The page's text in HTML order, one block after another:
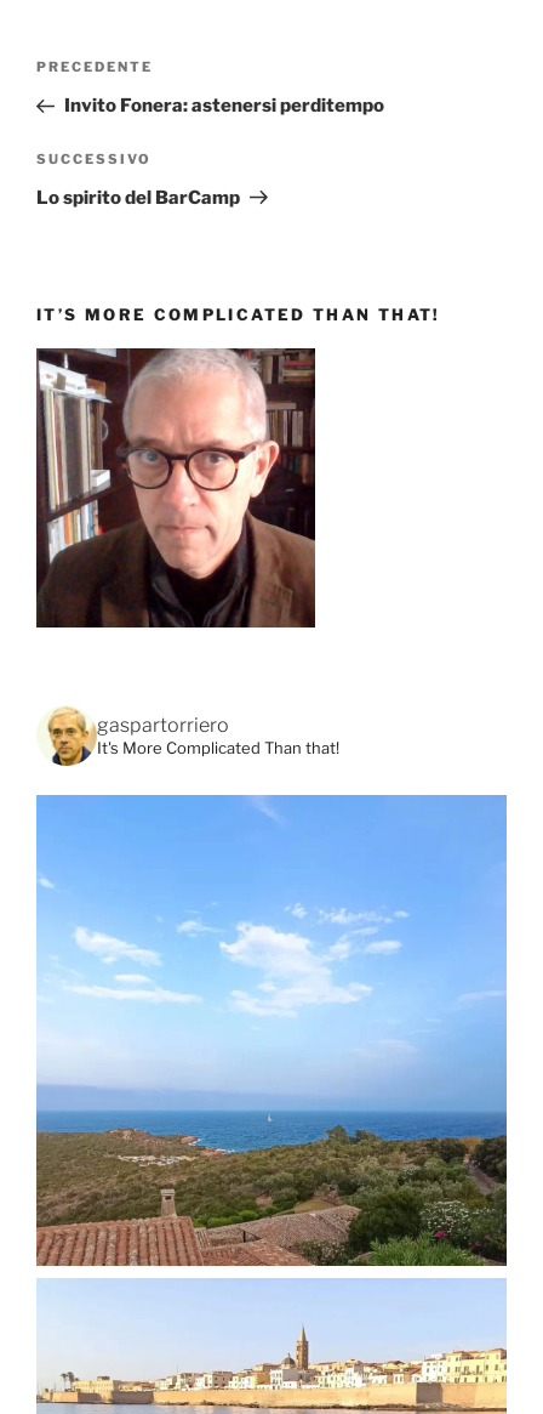
Navigazione
Articolo
precedente:
PRECEDENTE
Invito Fonera: astenersi perditempo
Articolo
successivo
SUCCESSIVO
Lo spirito del BarCamp
IT’S MORE COMPLICATED THAN THAT!
gaspartorriero
It's More Complicated Than that!